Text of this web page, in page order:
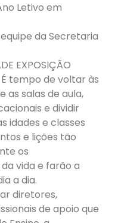
Letivo em
da Secretaria
EXPOSIÇÃO
tempo de voltar às
as salas de aula,
e dividir
idades e classes
e lições tão
os
vida e farão a
a dia.
diretores,
de apoio que